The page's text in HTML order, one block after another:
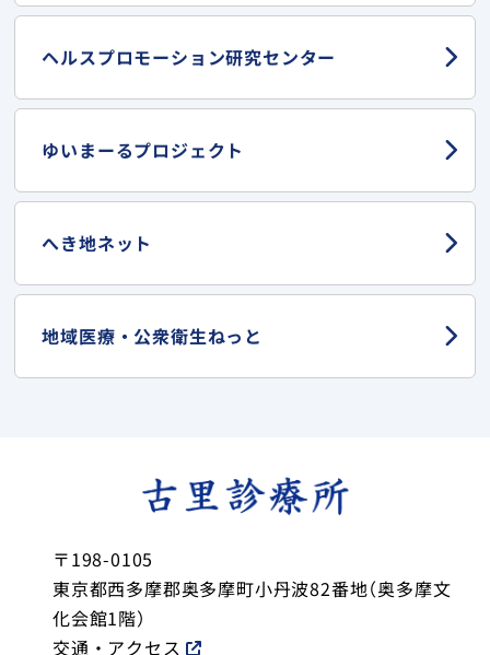
ヘルスプロモーション研究センター
ゆいまーるプロジェクト
へき地ネット
地域医療・ 公衆衛生ねっと
〒198-0105
東京都西多摩郡奥多摩町小丹波82番地（奥多摩文
化会館1階）
交通・アクセス